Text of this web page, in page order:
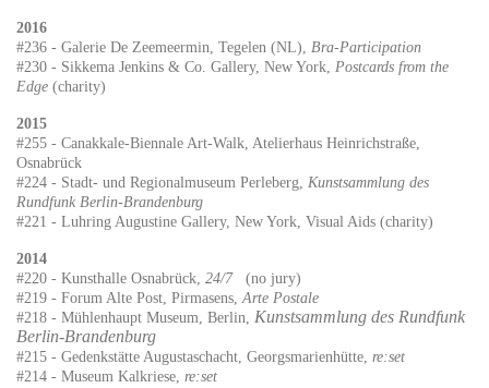
2016
#236 - Galerie De Zeemeermin, Tegelen (NL),
Bra-Participation
#230 - Sikkema Jenkins & Co. Gallery, New York, Postcards from the
Edge (charity)
2015
#255 - Canakkale-Biennale Art-Walk, Atelierhaus Heinrichstraße,
Osnabrück
#224 - Stadt- und Regionalmuseum Perleberg, Kunstsammlung des
Rundfunk Berlin-Brandenburg
#221 - Luhring Augustine Gallery, New York, Visual Aids (charity)
2014
#220 - Kunsthalle Osnabrück, 24/7(no jury)
#219 - Forum Alte Post, Pirmasens, Arte Postale
#218 - Mühlenhaupt Museum, Berlin
Kunstsammlung des Rundfunk
Berlin-Brandenburg
#215 - Gedenkstätte Augustaschacht, Georgsmarienhütte, re:set
#214 - Museum Kalkriese, re:set